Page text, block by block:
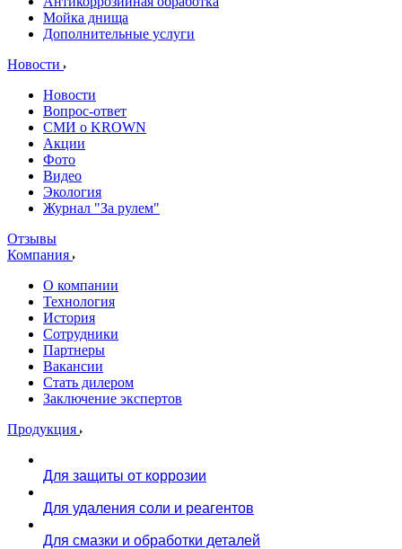
Мойка днища
Дополнительные услуги
Новости
Новости
Вопрос-ответ
СМИ о KROWN
Акции
Фото
Видео
Экология
Журнал "За рулем"
Отзывы
Компания
О компании
Технология
История
Сотрудники
Партнеры
Вакансии
Стать дилером
Заключение экспертов
Продукция
Для защиты от коррозии
Для удаления соли и реагентов
Для смазки и обработки деталей